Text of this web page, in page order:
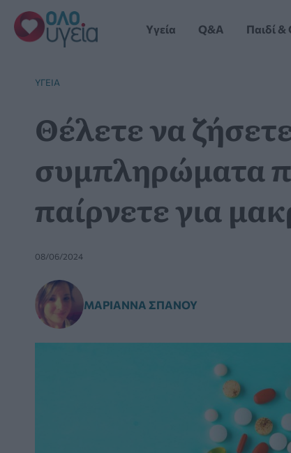
Μετάβαση
στο
περιεχόμενο
Yγεία Q&A Παιδί &
YΓΕΊΑ
Θέλετε να
συμπληρώματα
παίρνετε για
08/06/2024
ΜΑΡΙΆΝΝΑ ΣΠΑΝΟΎ